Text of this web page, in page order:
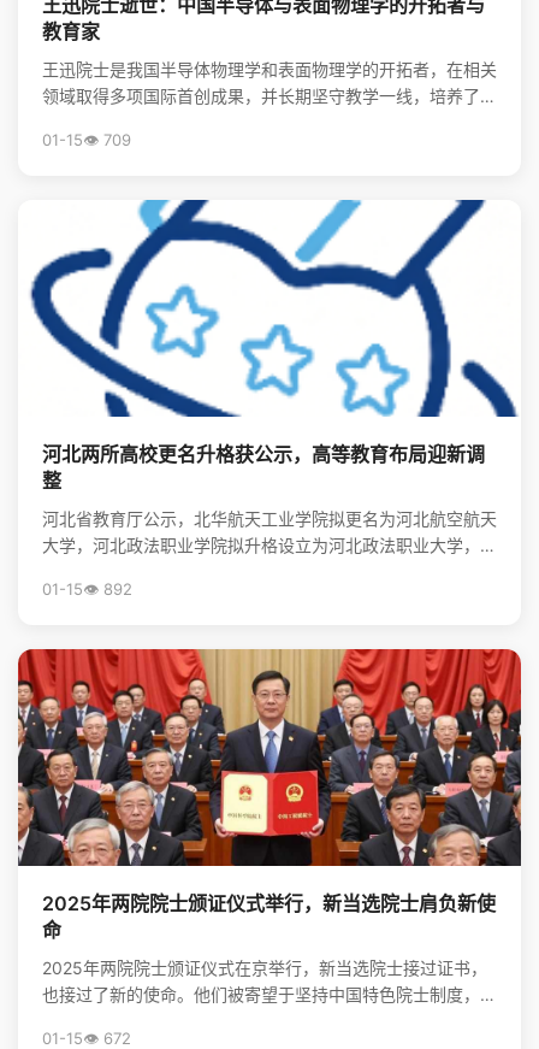
王迅院士逝世：中国半导体与表面物理学的开拓者与
教育家
王迅院士是我国半导体物理学和表面物理学的开拓者，在相关
领域取得多项国际首创成果，并长期坚守教学一线，培养了大
01-15👁️ 709
河北两所高校更名升格获公示，高等教育布局迎新调
整
河北省教育厅公示，北华航天工业学院拟更名为河北航空航天
大学，河北政法职业学院拟升格设立为河北政法职业大学，标
01-15👁️ 892
2025年两院院士颁证仪式举行，新当选院士肩负新使
命
2025年两院院士颁证仪式在京举行，新当选院士接过证书，
也接过了新的使命。他们被寄望于坚持中国特色院士制度，勇
01-15👁️ 672